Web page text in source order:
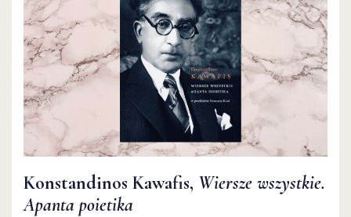
Konstandinos Kawafis, Wiersze wszystkie.
Apanta poietika